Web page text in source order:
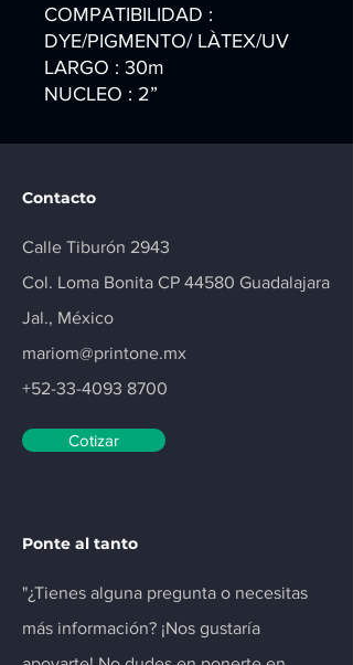
COMPATIBILIDAD :
DYE/PIGMENTO/ LÀTEX/UV
LARGO : 30m
NUCLEO : 2”
Contacto
Calle Tiburón 2943
Col. Loma Bonita CP 44580 Guadalajara
Jal., México
mariom@printone.mx
+52-33-4093 8700
Cotizar
Ponte al tanto
"¿Tienes alguna pregunta o necesitas
más información? ¡Nos gustaría